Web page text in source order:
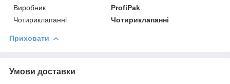
Виробник
ProfiPak
Чотириклапанні
Чотириклапанні
Приховати
Умови доставки